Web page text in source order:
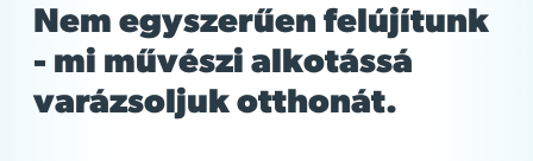
Nem egyszerűen felújítunk
- mi művészi alkotássá
varázsoljuk otthonát.